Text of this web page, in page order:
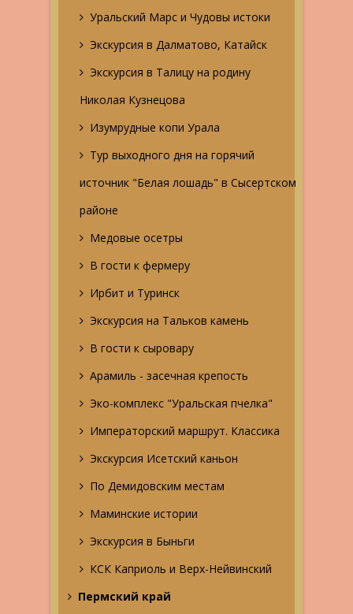
Уральский Марс и Чудовы истоки
Экскурсия в Далматово, Катайск
Экскурсия в Талицу на родину
Николая Кузнецова
Изумрудные копи Урала
Тур выходного дня на горячий
источник "Белая лошадь" в Сысертском
районе
Медовые осетры
В гости к фермеру
Ирбит и Туринск
Экскурсия на Тальков камень
В гости к сыровару
Арамиль - засечная крепость
Эко-комплекс "Уральская пчелка"
Императорский маршрут. Классика
Экскурсия Исетский каньон
По Демидовским местам
Маминские истории
Экскурсия в Быньги
КСК Каприоль и Верх-Нейвинский
Пермский край